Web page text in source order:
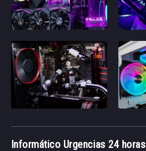
Informático Urgencias 24 horas